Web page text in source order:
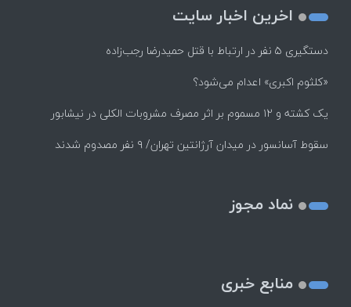
اخرین اخبار سایت
دستگیری ۵ نفر در ارتباط با قتل حمیدرضا رجب‌زاده
«کلثوم اکبری» اعدام می‌شود؟
یک کشته و ۱۲ مسموم بر اثر مصرف مشروبات الکلی در نیشابور
سقوط آسانسور در میدان آرژانتین تهران/ ۹ نفر مصدوم شدند
نماد مجوز
منابع خبری